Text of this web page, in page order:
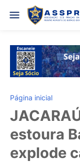
Página inicial
estoura
explode